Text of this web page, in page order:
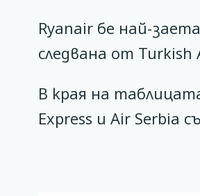
Ryanair бе най-
следвана от Turkish
В края на
Express и Air Serbia